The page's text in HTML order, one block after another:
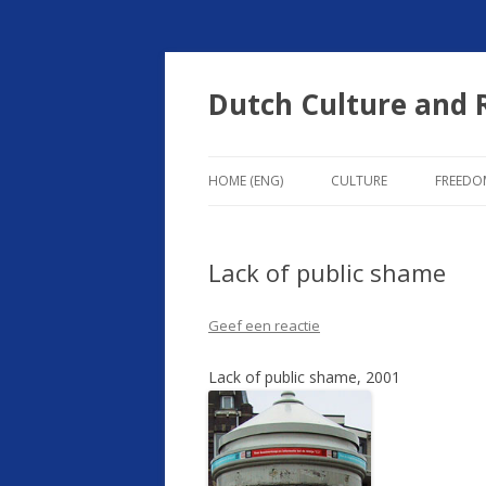
Dutch Culture and
HOME (ENG) CULTURE
Lack of public shame
Geef een reactie
Lack of public shame, 2001